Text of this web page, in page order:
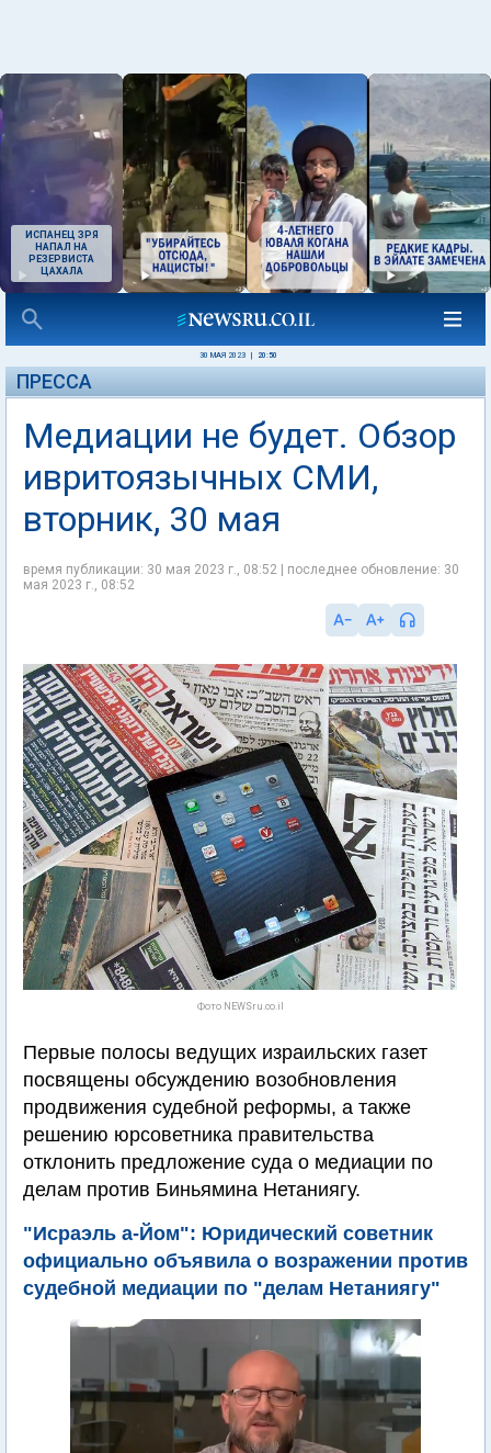
ИСПАНЕЦ ЗРЯ
НАПАЛ НА
РЕЗЕРВИСТА
ЦАХАЛА
30 МАЯ 2023 20:50
ПРЕССА
Медиации не будет. Обзор
ивритоязычных СМИ,
вторник, 30 мая
время публикации: 30 мая 2023 г., 08:52 | последнее обновление: 30
мая 2023 г., 08:52
Фото NEWSru.co.il
Первые полосы ведущих израильских газет
посвящены обсуждению возобновления
продвижения судебной реформы, а также
решению юрсоветника правительства
отклонить предложение суда о медиации по
делам против Биньямина Нетаниягу.
"Исраэль а-Йом": Юридический советник
официально объявила о возражении против
судебной медиации по "делам Нетаниягу"